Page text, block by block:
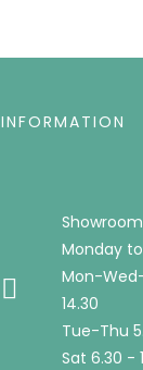
INFORMATION
Monday
Mon-
14.30
Tue-Thu
Sat 6.30 -